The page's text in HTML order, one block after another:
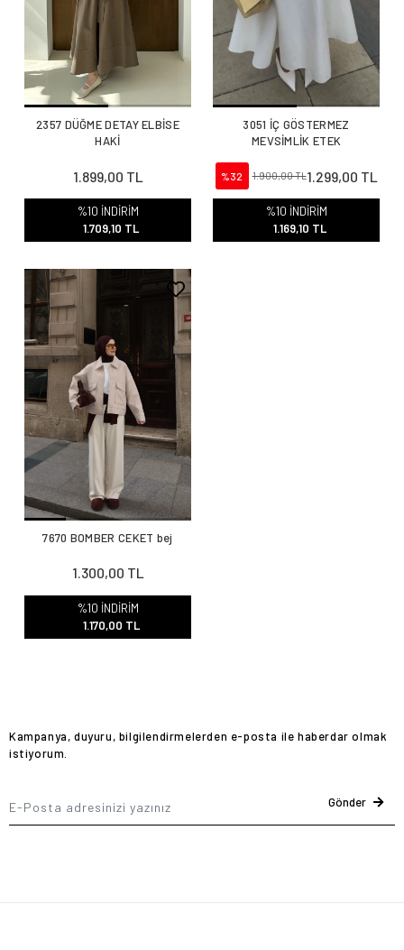
2357 DÜĞME DETAY ELBİSE
HAKİ
1.899,00 TL
%10 İNDİRİM
1.709,10 TL
3051 İÇ GÖSTERMEZ
MEVSİMLİK ETEK
%32 1.900,00 TL1.299,00 TL
%10 İNDİRİM
1.169,10 TL
7670 BOMBER CEKET bej
1.300,00 TL
%10 İNDİRİM
1.170,00 TL
Kampanya, duyuru, bilgilendirmelerden e-posta ile haberdar olmak
istiyorum.
Gönder